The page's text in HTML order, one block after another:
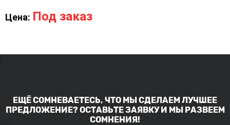
Цена: Под заказ
ЕЩЁ СОМНЕВАЕТЕСЬ, ЧТО МЫ СДЕЛАЕМ ЛУЧШЕЕ
ПРЕДЛОЖЕНИЕ? ОСТАВЬТЕ ЗАЯВКУ И МЫ РАЗВЕЕМ
СОМНЕНИЯ!